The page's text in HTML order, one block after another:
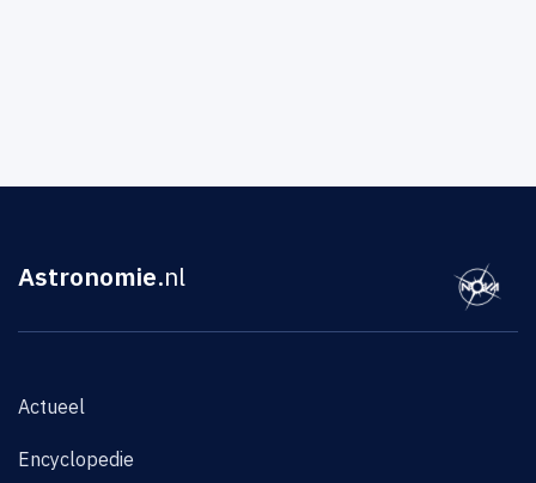
Astronomie.nl
Actueel
Encyclopedie